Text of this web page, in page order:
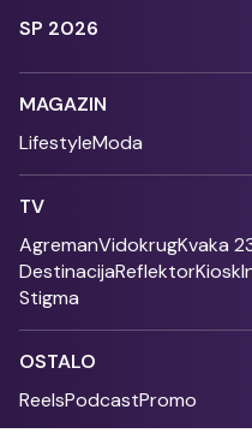
SP 2026
MAGAZIN
LifestyleModa
TV
AgremanVidokrugKvaka
DestinacijaReflektorKiosk
Stigma
OSTALO
ReelsPodcastPromo